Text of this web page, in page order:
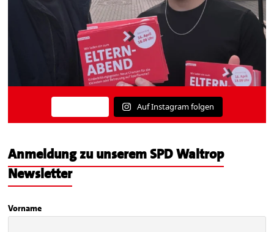
Auf Instagram folgen
Anmeldung zu unserem SPD Waltrop
Newsletter
Vorname